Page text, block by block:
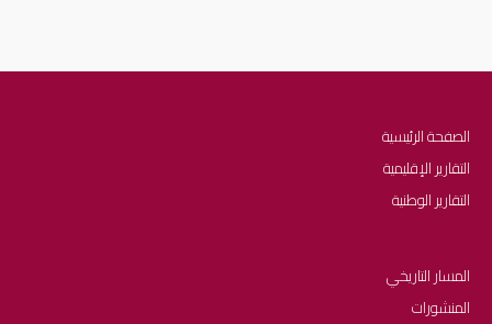
الصفحة الرئيسية
التقارير الإقليمية
التقارير الوطنية
المسار التاريخي
المنشورات